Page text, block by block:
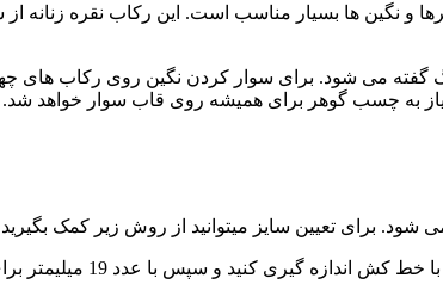
برای نصب انواع گوهرها و نگین ها بسیار مناسب است. این
ستون های روی انگشتر است که با توجه به تعداد آنها به آن 4 چنگ گفته می
نیاز به چسب گوهر برای همیشه روی قاب سوار
عدد 19 میلیمتر برای این رکاب زنانه چهارچنگ مقایسه کنید.